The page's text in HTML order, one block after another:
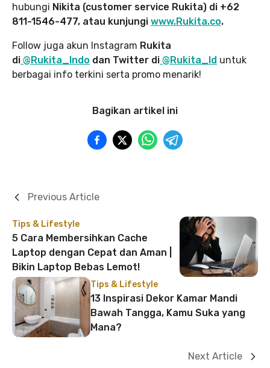
hubungi Nikita (customer service Rukita) di +62
811-1546-477, atau kunjungi www.Rukita.co.
Follow juga akun Instagram Rukita
di @Rukita_Indo dan Twitter di @Rukita_Id untuk
berbagai info terkini serta promo menarik!
Bagikan artikel ini
Tips & Lifestyle
5 Cara Membersihkan Cache
Laptop dengan Cepat dan Aman |
Bikin Laptop Bebas Lemot!
Previous Article
Tips & Lifestyle
13 Inspirasi Dekor Kamar Mandi
Bawah Tangga, Kamu Suka yang
Mana?
Next Article